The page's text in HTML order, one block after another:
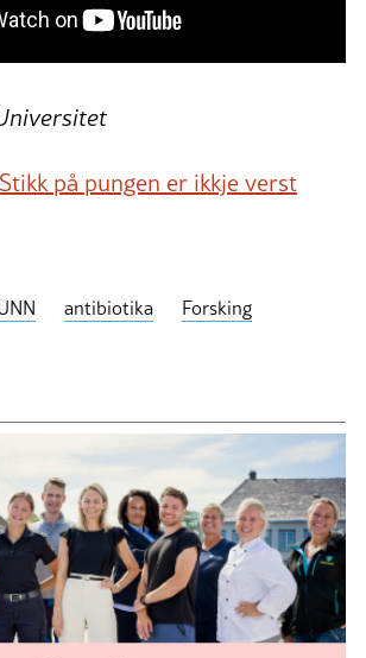
på pungen er ikkje verst
antibiotika Forsking